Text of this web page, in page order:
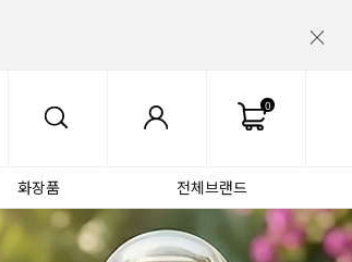
0
화장품 전체브랜드